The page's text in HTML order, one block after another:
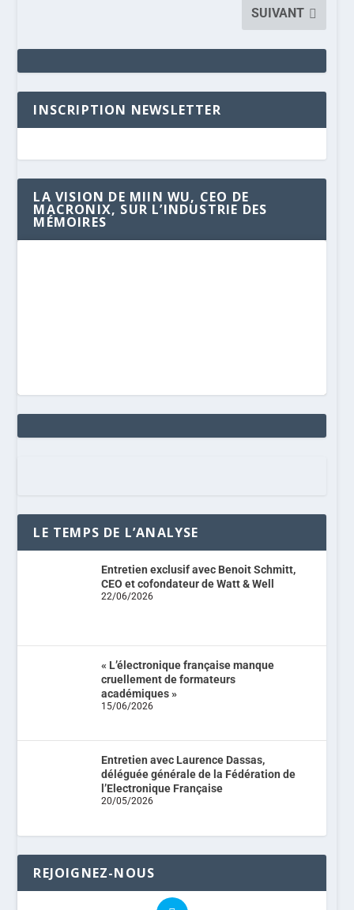
SUIVANT
INSCRIPTION NEWSLETTER
LA VISION DE MIIN WU, CEO DE
MACRONIX, SUR L’INDUSTRIE DES
MÉMOIRES
LE TEMPS DE L’ANALYSE
Entretien exclusif avec Benoit Schmitt,
CEO et cofondateur de Watt & Well
22/06/2026
« L’électronique française manque
cruellement de formateurs
académiques »
15/06/2026
Entretien avec Laurence Dassas,
déléguée générale de la Fédération de
l’Electronique Française
20/05/2026
REJOIGNEZ-NOUS